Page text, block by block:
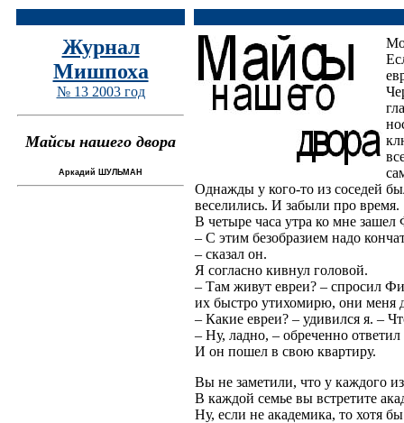
Журнал
Мишпоха
№ 13 2003 год
Майсы нашего двора
Аркадий ШУЛЬМАН
Однажды у кого-то из соседей
веселились. И забыли про время.
В четыре часа утра ко мне
– С этим безобразием надо
– сказал он.
Я согласно кивнул головой.
– Там живут евреи? – спросил
их быстро утихомирю, они меня
– Какие евреи? – удивился я. –
– Ну, ладно, – обреченно
И он пошел в свою квартиру.
Вы не заметили, что у каждого
В каждой семье вы встретите
Ну, если не академика, то хотя